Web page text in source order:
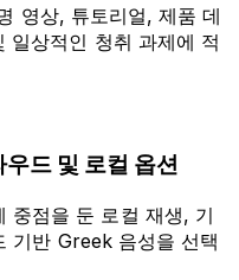
영상, 튜토리얼, 제품 데
일상적인 청취 과제에 적
드 및 로컬 옵션
중점을 둔 로컬 재생, 기
기반 Greek 음성을 선택